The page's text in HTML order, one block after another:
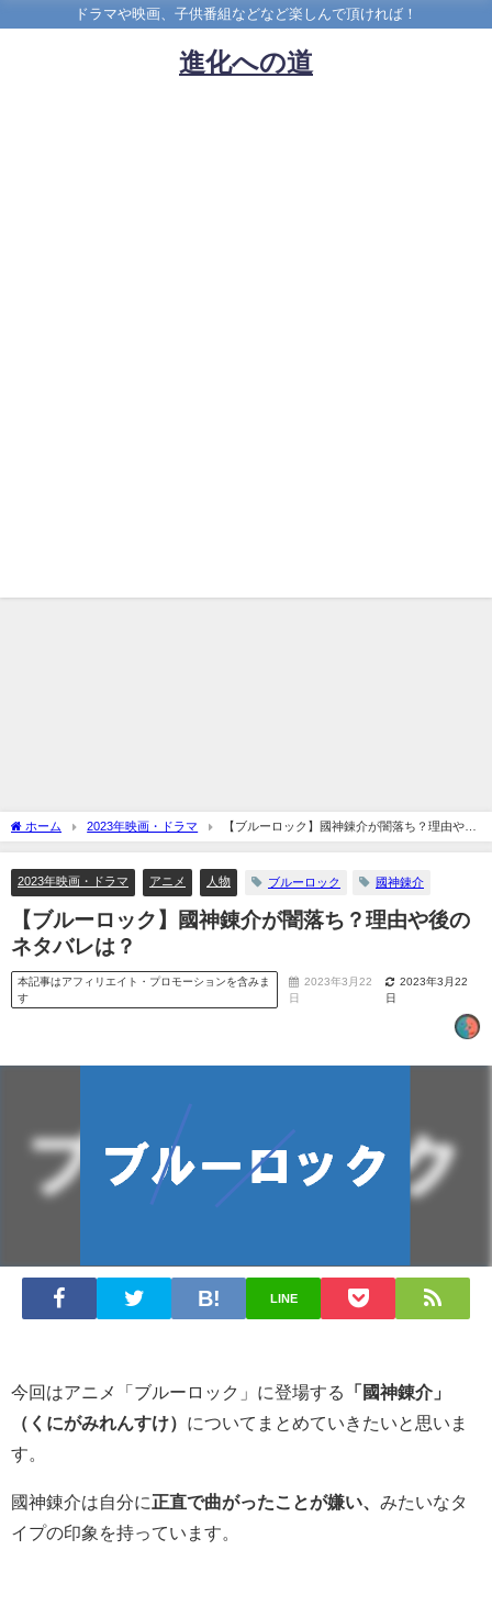
ドラマや映画、子供番組などなど楽しんで頂ければ！
進化への道
ホーム 2023年映画・ドラマ
【ブルーロック】國神錬介が闇落ち？理由や後
のネタバレは？
2023年映画・ドラマ アニメ 人物 ブルーロック 國神錬介
【ブルーロック】國神錬介が闇落ち？理由や後の
ネタバレは？
本記事はアフィリエイト・プロモーションを含みま
す
2023年3月22
日
2023年3月22
日
LINE
今回はアニメ「ブルーロック」に登場する 「 國神錬介」
（くにがみれんすけ） についてまとめていきたいと思いま
す。
國神錬介は自分に正直で曲がったことが嫌い、 みたいなタ
イプの印象を持っています。